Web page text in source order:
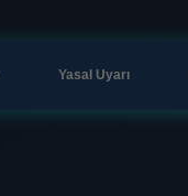
Yasal Uyarı